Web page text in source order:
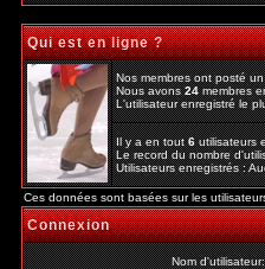
Qui est en ligne ?
Nos membres ont posté
Nous avons24membres
L'utilisateur enregistré le
Il y a en tout6utilisateurs
Le record du nombre
Utilisateurs enregistrés :
Ces données sont basées sur les
Connexion
Nom